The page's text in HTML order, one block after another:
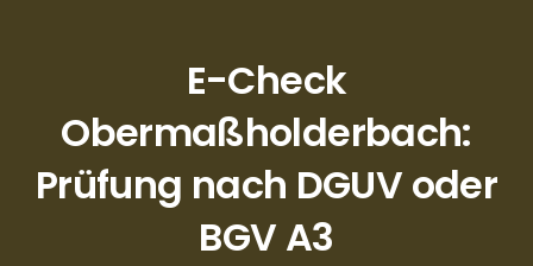
E-Check
Obermaßholderbach:
Prüfung nach DGUV oder
BGV A3